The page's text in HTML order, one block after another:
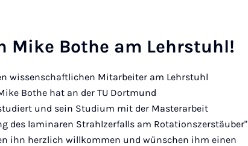
Mike Bothe am Lehr­stuhl!
wissenschaftlichen Mitarbeiter am Lehrstuhl
Bothe hat an der TU Dortmund
und sein Studium mit der Masterarbeit
des laminaren Strahlzerfalls am Rotationszerstäuber"
ihn herzlich willkommen und wünschen ihm einen